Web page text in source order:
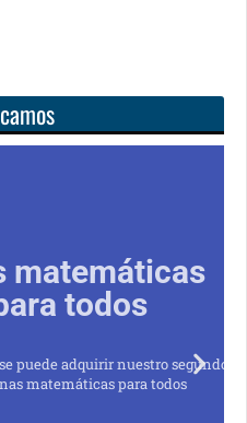
todos
nuestro segundo
para todos